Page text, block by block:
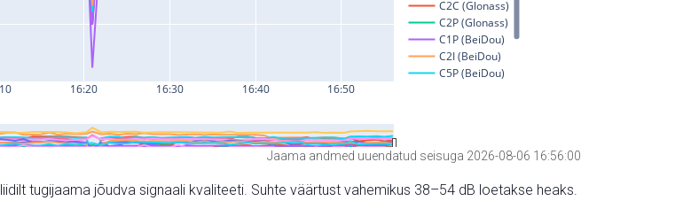
Jaama andmed uuendatud seisuga 2026-08-06 16:56:00
tugijaama jõudva signaali kvaliteeti. Suhte väärtust vahemikus 38–54 dB loetakse heaks.